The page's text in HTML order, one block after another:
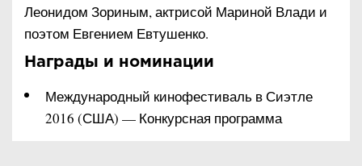
Леонидом Зориным, актрисой Мариной Влади и
поэтом Евгением Евтушенко.
Награды и номинации
Международный кинофестиваль в Сиэтле
2016 (США) — Конкурсная программа